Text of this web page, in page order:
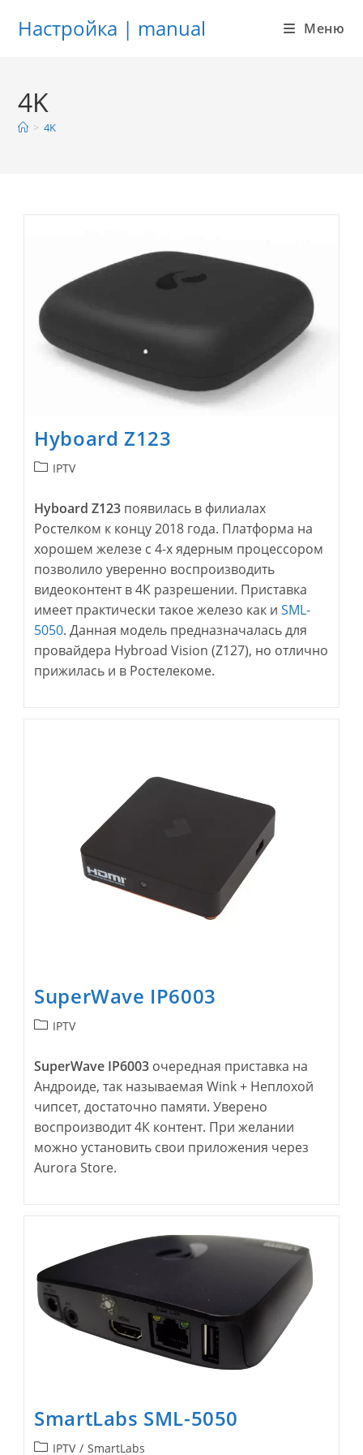
содержимому
Настройка | manual Меню
4K
> 4K
Hyboard Z123
Рубрика
IPTV
Hyboard Z123 появилась в филиалах
Ростелком к концу 2018 года. Платформа на
хорошем железе с 4-х ядерным процессором
позволило уверенно воспроизводить
видеоконтент в 4К разрешении. Приставка
имеет практически такое железо как иSML-
5050. Данная модель предназначалась для
провайдера Hybroad Vision (Z127), но отлично
прижилась и в Ростелекоме.
SuperWave IP6003
Рубрика
IPTV
SuperWave IP6003 очередная приставка на
Андроиде, так называемая Wink + Неплохой
чипсет, достаточно памяти. Уверено
воспроизводит 4К контент. При желании
можно установить свои приложения через
Aurora Store.
SmartLabs SML-5050
Рубрика
IPTV / SmartLabs